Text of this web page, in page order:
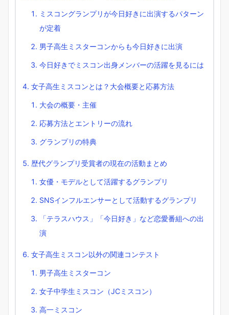
ミスコングランプリが今日好きに出演するパターン
が定着
男子高生ミスターコンからも今日好きに出演
今日好きでミスコン出身メンバーの活躍を見るには
女子高生ミスコンとは？大会概要と応募方法
大会の概要・主催
応募方法とエントリーの流れ
グランプリの特典
歴代グランプリ受賞者の現在の活動まとめ
女優・モデルとして活躍するグランプリ
SNSインフルエンサーとして活動するグランプリ
「テラスハウス」「今日好き」など恋愛番組への出
演
女子高生ミスコン以外の関連コンテスト
男子高生ミスターコン
女子中学生ミスコン（JCミスコン）
高一ミスコン